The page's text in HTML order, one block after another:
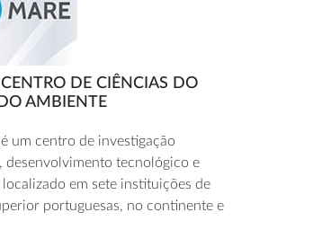
DE CIÊNCIAS DO
AMBIENTE
um centro de investigação
desenvolvimento tecnológico e
em sete instituições de
portuguesas, no continente e